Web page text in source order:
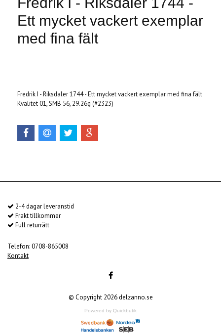
Ett mycket vackert exemplar
med fina fält
Fredrik I - Riksdaler 1744 - Ett mycket vackert exemplar med fina fält
Kvalitet 01, SMB 56, 29.26g (#2323)
2-4 dagar leveranstid
Frakt tillkommer
Full returrätt
Telefon: 0708-865008
Kontakt
© Copyright 2026 delzanno.se
Powered by Quickbutik